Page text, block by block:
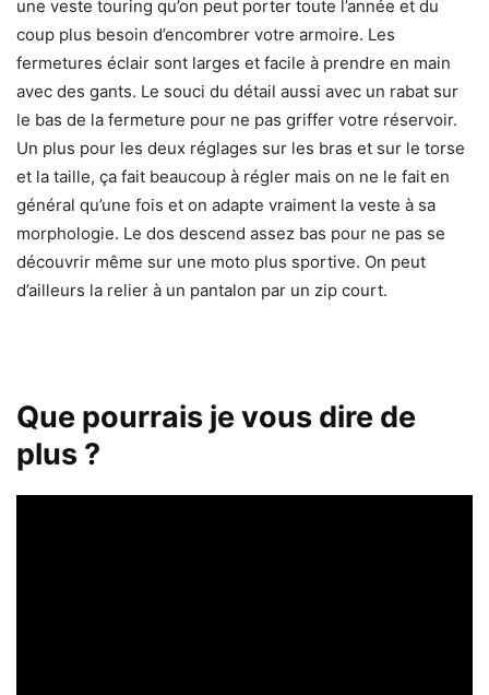
une veste touring qu’on peut porter toute l’année et du
coup plus besoin d’encombrer votre armoire. Les
fermetures éclair sont larges et facile à prendre en main
avec des gants. Le souci du détail aussi avec un rabat sur
le bas de la fermeture pour ne pas griffer votre réservoir.
Un plus pour les deux réglages sur les bras et sur le torse
et la taille, ça fait beaucoup à régler mais on ne le fait en
général qu’une fois et on adapte vraiment la veste à sa
morphologie. Le dos descend assez bas pour ne pas se
découvrir même sur une moto plus sportive. On peut
d’ailleurs la relier à un pantalon par un zip court.
Que pourrais je vous dire de
plus ?